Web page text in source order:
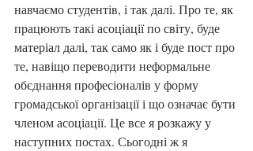
навчаємо студентів, і так далі. Про те, як
працюють такі асоціації по світу, буде
матеріал далі, так само як і буде пост про
те, навіщо переводити неформальне
обєднання професіоналів у форму
громадської організації і що означає бути
членом асоціації. Це все я розкажу у
наступних постах. Сьогодні ж я